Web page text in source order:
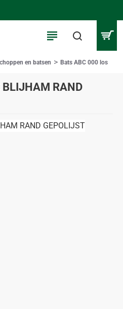
BLIJHAM RAND
en batsen Bats ABC 000 los